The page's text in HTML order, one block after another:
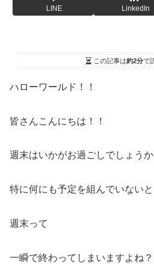
LINE LinkedIn
この記事は約2分で
ハローワールド！！
皆さんこんにちは！！
週末はいかがお過ごしでしょうか
特に何にも予定を組んでいないと
週末って
一瞬で終わってしまいますよね？